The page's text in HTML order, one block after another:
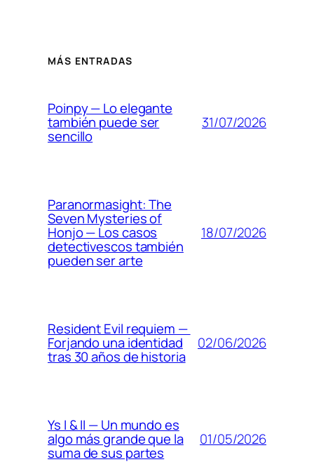
MÁS ENTRADAS
Poinpy — Lo elegante
también puede ser
sencillo
31/07/2026
Paranormasight: The
Seven Mysteries of
Honjo — Los casos
detectivescos también
pueden ser arte
18/07/2026
Resident Evil requiem —
Forjando una identidad
tras 30 años de historia
02/06/2026
Ys I & II — Un mundo es
algo más grande que la
suma de sus partes
01/05/2026